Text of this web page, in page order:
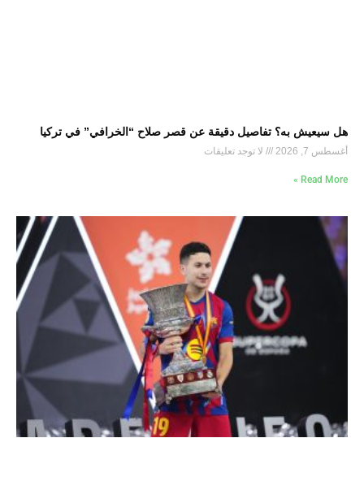
هل سيعيش به؟ تفاصيل دقيقة عن قصر صلاح “الخرافي” في تركيا
أغسطس 7, 2026 لا توجد تعليقات
Read More »